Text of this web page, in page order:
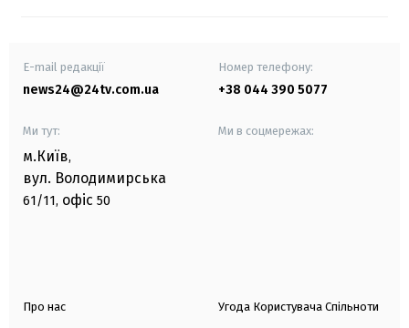
E-mail редакції
news24@24tv.com.ua
Номер телефону:
+38 044 390 5077
Ми тут:
м.Київ,
вул. Володимирська
61/11, офіс 50
Ми в соцмережах:
Про нас Угода Користувача Спільноти